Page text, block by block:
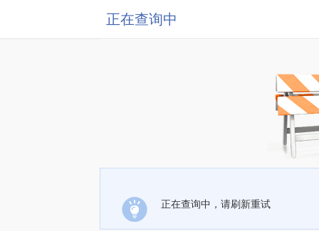
正在查询中
正在查询中，请刷新重试